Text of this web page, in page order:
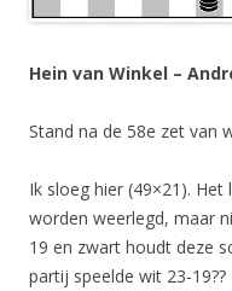
Hein van Winkel –
Stand na de 58e zet van
Ik sloeg hier (49×21).
worden weerlegd, maar
19 en zwart houdt deze
partij speelde wit 23-